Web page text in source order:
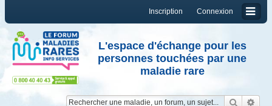
Connexion
Inscription
L'espace d'échange pour les
personnes touchées par une
maladie rare